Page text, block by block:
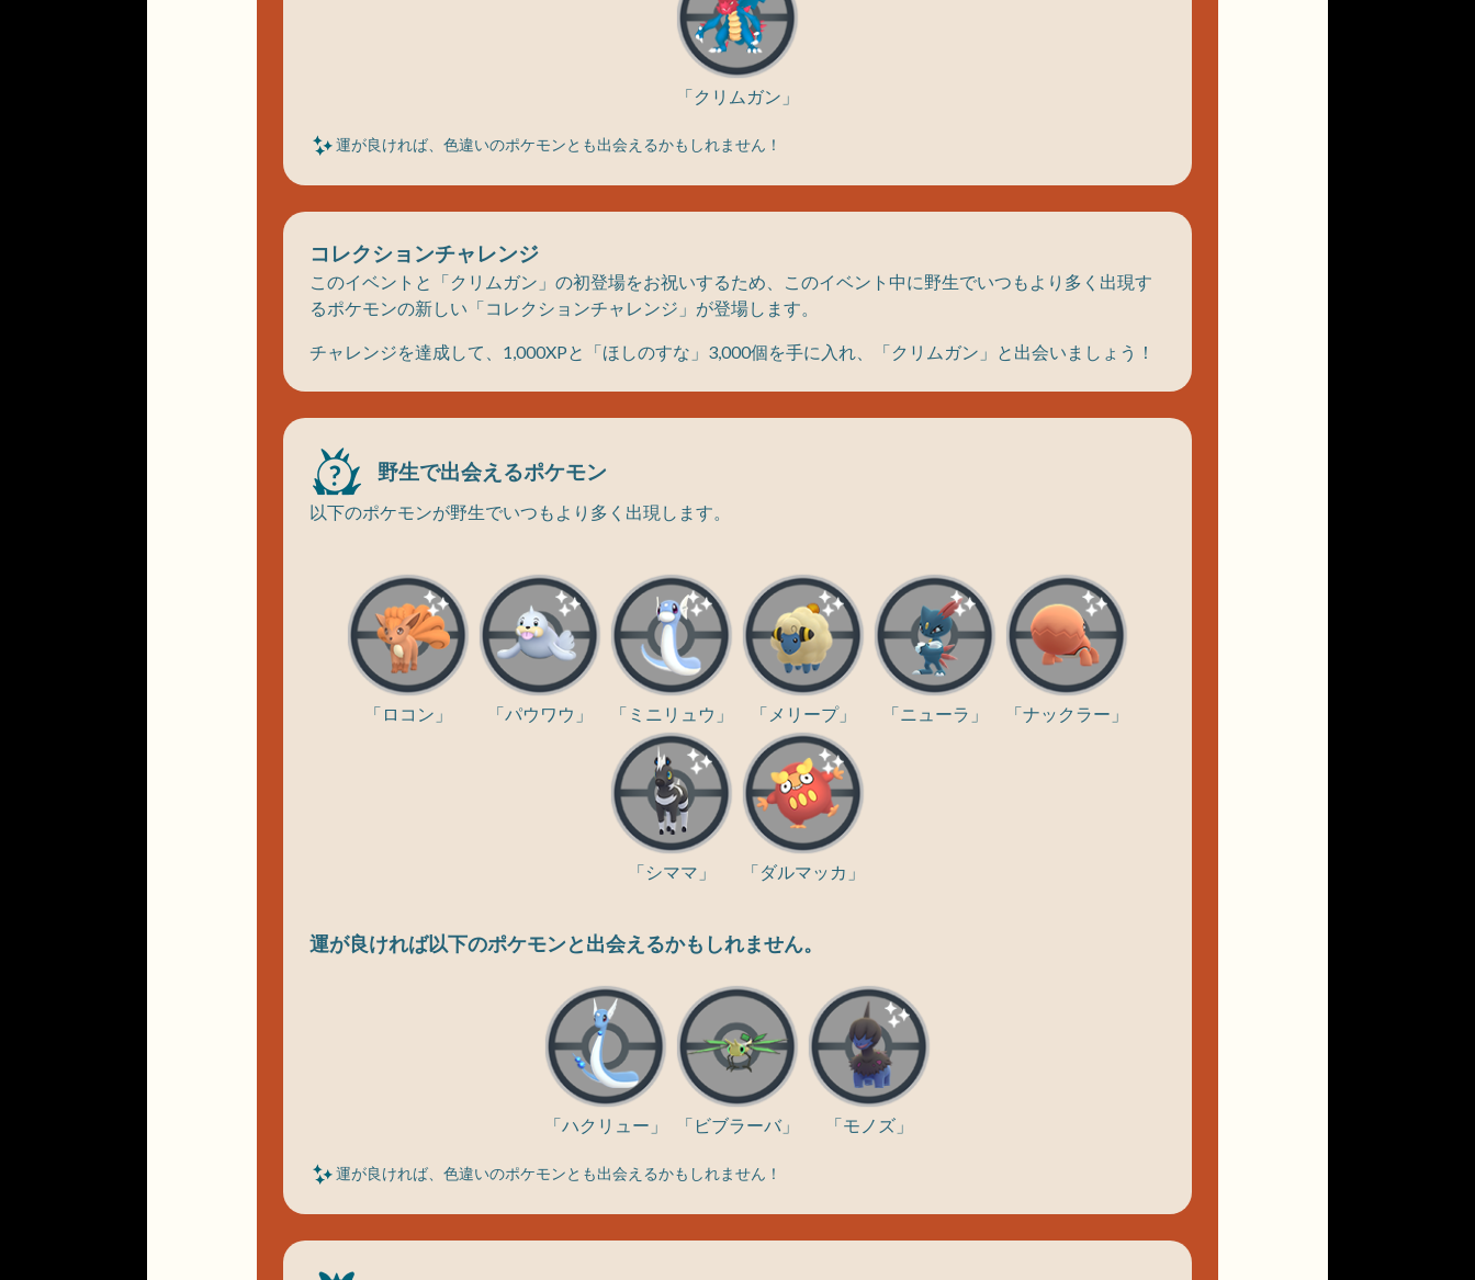
「クリムガン」
運が良ければ、色違いのポケモンとも出会えるかもしれません！
コレクションチャレンジ
このイベントと「クリムガン」の初登場をお祝いするため、このイベント中に野生でいつもより多く出現す
るポケモンの新しい「コレクションチャレンジ」が登場します。
チャレンジを達成して、1,000XPと「ほしのすな」3,000個を手に入れ、「クリムガン」と出会いましょう！
野生で出会えるポケモン
以下のポケモンが野生でいつもより多く出現します。
「ロコン」 「パウワウ」 「ミニリュウ」 「メリープ」 「ニューラ」 「ナックラー」
「シママ」 「ダルマッカ」
運が良ければ以下のポケモンと出会えるかもしれません。
「ハクリュー」 「ビブラーバ」 「モノズ」
運が良ければ、色違いのポケモンとも出会えるかもしれません！